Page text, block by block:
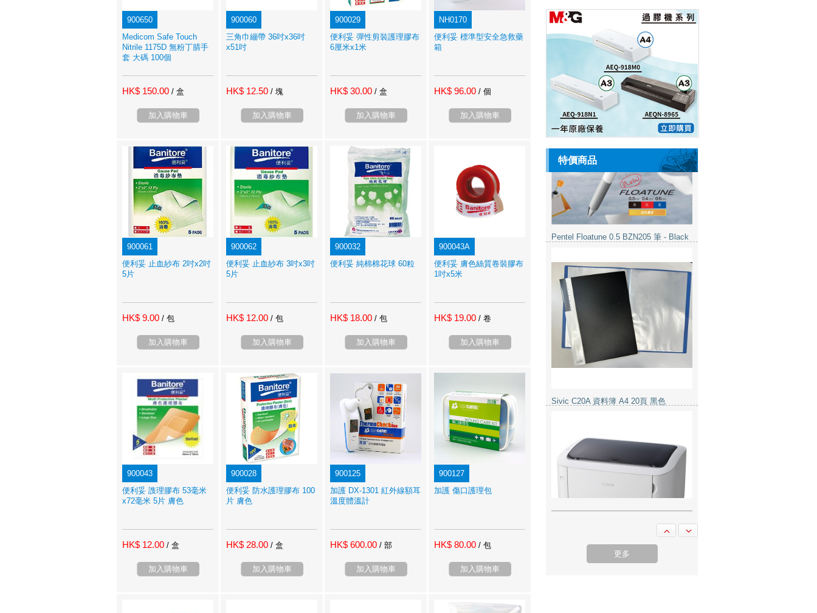
900650
Medicom Safe Touch
Nitrile 1175D 無粉丁腈手
套 大碼 100個
HK$ 150.00 / 盒
加入購物車
900060
三角巾繃帶 36吋x36吋
x51吋
HK$ 12.50 / 塊
加入購物車
900029
便利妥 彈性剪裝護理膠布
6厘米x1米
HK$ 30.00 / 盒
加入購物車
NH0170
便利妥 標準型安全急救藥
箱
HK$ 96.00 / 個
加入購物車
900061
便利妥 止血紗布 2吋x2吋
5片
HK$ 9.00 / 包
加入購物車
900062
便利妥 止血紗布 3吋x3吋
5片
HK$ 12.00 / 包
加入購物車
900032
便利妥 純棉棉花球 60粒
HK$ 18.00 / 包
加入購物車
900043A
便利妥 膚色絲質卷裝膠布
1吋x5米
HK$ 19.00 / 卷
加入購物車
900043
便利妥 謢理膠布 53毫米
x72毫米 5片 膚色
HK$ 12.00 / 盒
加入購物車
900028
便利妥 防水護理膠布 100
片 膚色
HK$ 28.00 / 盒
加入購物車
900125
加護 DX-1301 紅外線額耳
溫度體溫計
HK$ 600.00 / 部
加入購物車
900127
加護 傷口護理包
HK$ 80.00 / 包
加入購物車
特價商品
Sivic C20A 資料簿 A4 20頁 黑色
Canon LBP6030W 鐳射打印機 A4
更多